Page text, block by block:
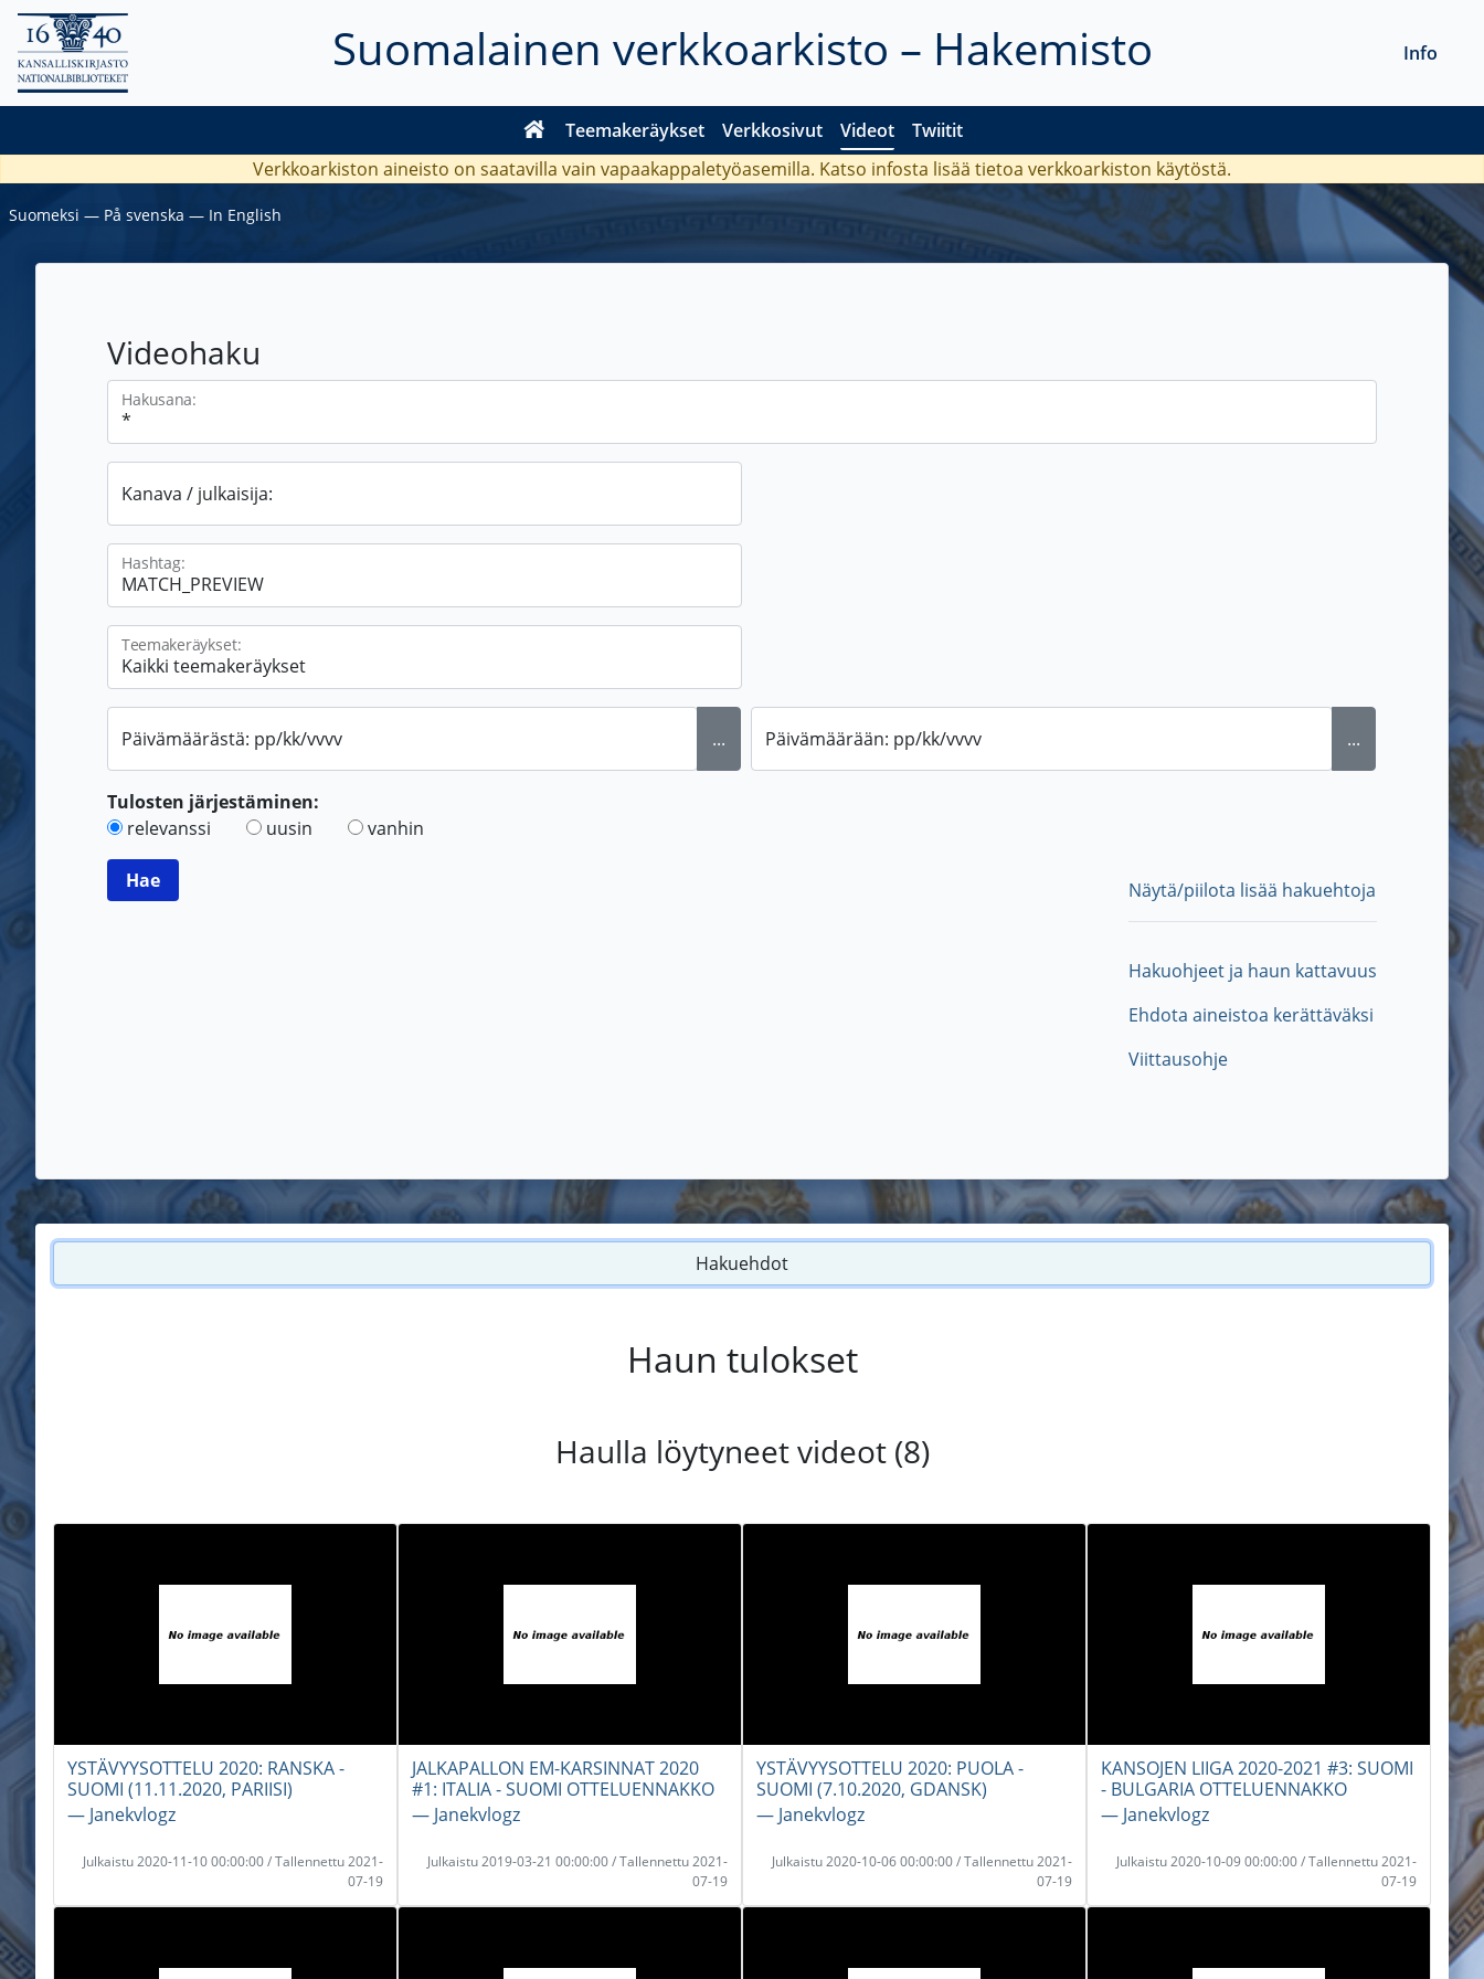
Suomalainen verkkoarkisto – Hakemisto
Teemakeräykset Verkkosivut Videot Twiitit
Info
Verkkoarkiston aineisto on saatavilla vain vapaakappaletyöasemilla. Katso infosta lisää tietoa verkkoarkiston käytöstä.
Suomeksi ― På svenska ― In English
Videohaku
Hakusana:
Kanava / julkaisija:
Hashtag:
Teemakeräykset:
Päivämäärästä: pp/kk/vvvv ... Päivämäärään: pp/kk/vvvv ...
Tulosten järjestäminen:
relevanssi
uusin vanhin
Näytä/piilota lisää hakuehtoja
Hakuohjeet ja haun kattavuus
Ehdota aineistoa kerättäväksi
Viittausohje
Hakuehdot
Haun tulokset
Haulla löytyneet videot (8)
YSTÄVYYSOTTELU 2020: RANSKA -
SUOMI (11.11.2020, PARIISI)
― Janekvlogz
Julkaistu 2020-11-10 00:00:00 / Tallennettu 2021-
07-19
JALKAPALLON EM-KARSINNAT 2020
#1: ITALIA - SUOMI OTTELUENNAKKO
― Janekvlogz
Julkaistu 2019-03-21 00:00:00 / Tallennettu 2021-
07-19
YSTÄVYYSOTTELU 2020: PUOLA -
SUOMI (7.10.2020, GDANSK)
― Janekvlogz
Julkaistu 2020-10-06 00:00:00 / Tallennettu 2021-
07-19
KANSOJEN LIIGA 2020-2021 #3: SUOMI
- BULGARIA OTTELUENNAKKO
― Janekvlogz
Julkaistu 2020-10-09 00:00:00 / Tallennettu 2021-
07-19